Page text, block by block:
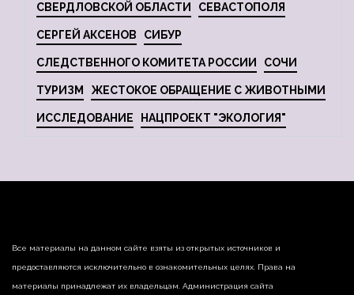
СВЕРДЛОВСКОЙ ОБЛАСТИ СЕВАСТОПОЛЯ
СЕРГЕЙ АКСЕНОВ СИБУР
СЛЕДСТВЕННОГО КОМИТЕТА РОССИИ СОЧИ
ТУРИЗМ ЖЕСТОКОЕ ОБРАЩЕНИЕ С ЖИВОТНЫМИ
ИССЛЕДОВАНИЕ НАЦПРОЕКТ "ЭКОЛОГИЯ"
Все материалы на данном сайте взяты из открытых источников и
предоставляются исключительно в ознакомительных целях. Права на
материалы принадлежат их владельцам. Администрация сайта